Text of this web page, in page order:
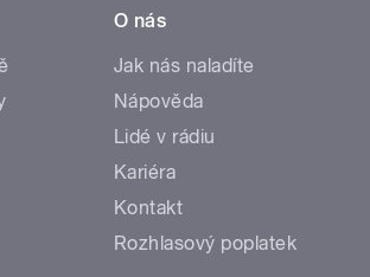
O nás
Jak nás naladíte
Nápověda
Lidé v rádiu
Kariéra
Kontakt
Rozhlasový poplatek